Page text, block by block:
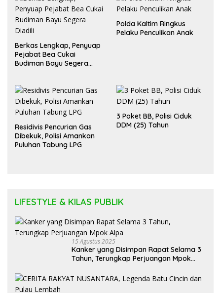
Berkas Lengkap, Penyuap
Pejabat Bea Cukai
Budiman Bayu Segera
Polda Kaltim Ringkus
Pelaku Penculikan Anak
Residivis Pencurian Gas
Dibekuk, Polisi Amankan
Puluhan Tabung LPG
3 Poket BB, Polisi Ciduk
DDM (25) Tahun
LIFESTYLE & KILAS PUBLIK
15 Agustus 2025
Kanker yang Disimpan Rapat Selama 3
Tahun, Terungkap Perjuangan Mpok